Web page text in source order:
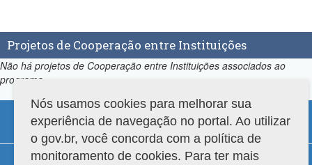
Projetos de Cooperação entre Instituições
Não há projetos de Cooperação entre Instituições associados ao
programa.
Compatibilidade
Nós usamos cookies para melhorar sua
experiência de navegação no portal. Ao utilizar
o gov.br, você concorda com a política de
monitoramento de cookies. Para ter mais